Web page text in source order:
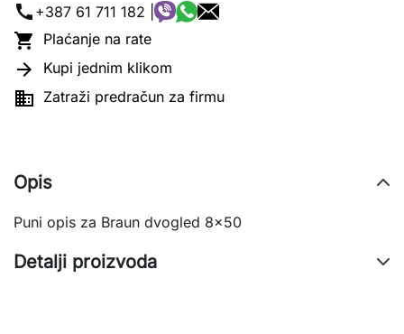
call +387 61 711 182 |
 Plaćanje na rate
 Kupi jednim klikom
 Zatraži predračun za firmu
Opis
Puni opis za Braun dvogled 8x50
Detalji proizvoda